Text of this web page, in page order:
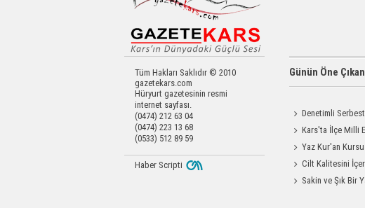
Tüm Hakları Saklıdır © 2010
gazetekars.com
Hüryurt gazetesinin resmi
internet sayfası.
(0474) 212 63 04
(0474) 223 13 68
(0533) 512 89 59
Günün Öne
Denetimli
Okula Temizlik
Kars'ta İlçe Milli
Değerlendirme
Yaz Kur'an
Coşkusu Yaşadı
Cilt Kalitesini
Enjeksiyon
Sakin ve Şık Bir
Odası Modelleri
Haber Scripti